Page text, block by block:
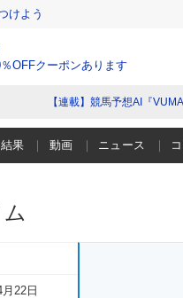
けよう
％OFFクーポンあります
【連載】競馬予想AI『
果 動画 ニュース
22日